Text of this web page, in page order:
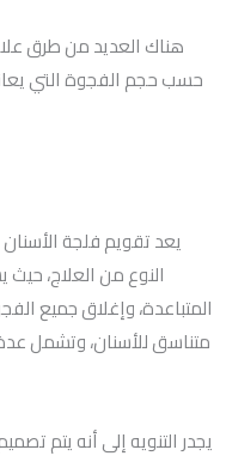
حسب حجم الفجوة التي
يعد تقويم فلجة
النوع من العلاج،
المتباعدة، وإغلاق جميع
متناسق للأسنان، وتشمل
يجدر التنويه إلى أنه يتم